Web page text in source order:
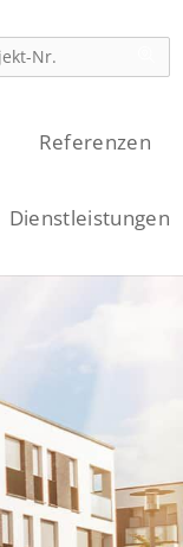
Referenzen
Dienstleistungen